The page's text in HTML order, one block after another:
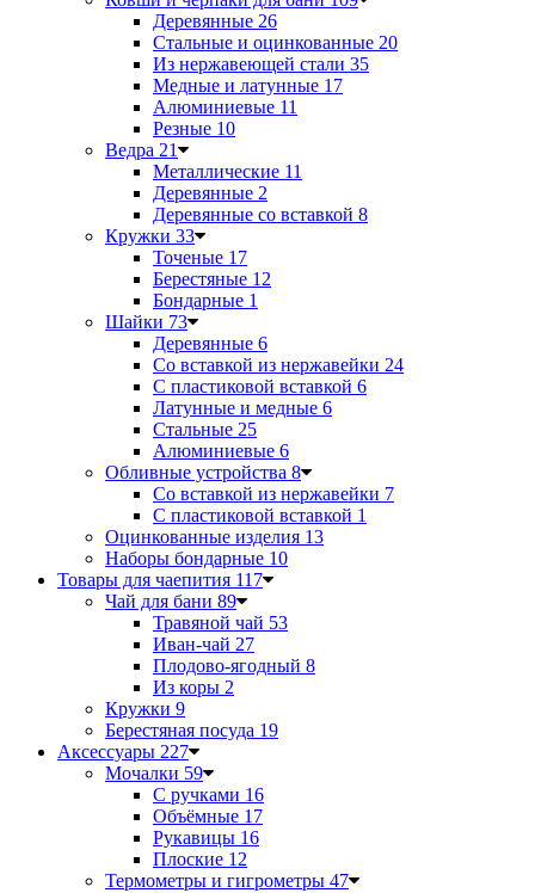
Деревянные 26
Стальные и оцинкованные 20
Из нержавеющей стали 35
Медные и латунные 17
Алюминиевые 11
Резные 10
Ведра 21
Металлические 11
Деревянные 2
Деревянные со вставкой 8
Кружки 33
Точеные 17
Берестяные 12
Бондарные 1
Шайки 73
Деревянные 6
Со вставкой из нержавейки 24
С пластиковой вставкой 6
Латунные и медные 6
Стальные 25
Алюминиевые 6
Обливные устройства 8
Со вставкой из нержавейки 7
С пластиковой вставкой 1
Оцинкованные изделия 13
Наборы бондарные 10
Товары для чаепития 117
Чай для бани 89
Травяной чай 53
Иван-чай 27
Плодово-ягодный 8
Из коры 2
Кружки 9
Берестяная посуда 19
Аксессуары 227
Мочалки 59
С ручками 16
Объёмные 17
Рукавицы 16
Плоские 12
Термометры и гигрометры 47